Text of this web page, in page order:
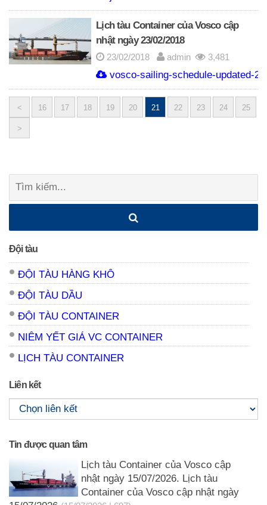
Lịch tàu Container của Vosco cập
nhật ngày 23/02/2018
23/02/2018 admin 3,481
vosco-sailing-schedule-updated-
Posts
navigation
< 16 17 18 19 20 21 22 23 24 25
>
Tìm
Đội tàu
ĐỘI TÀU HÀNG KHÔ
ĐỘI TÀU DẦU
ĐỘI TÀU CONTAINER
NIÊM YẾT GIÁ VC CONTAINER
LỊCH TÀU CONTAINER
Liên kết
Tin được quan tâm
Lịch tàu Container của Vosco cập
nhật ngày 15/07/2026. Lịch tàu
Container của Vosco cập nhật ngày